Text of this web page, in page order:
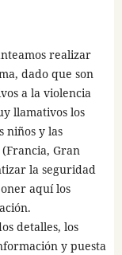
realizar
dado que son
a la violencia
llamativos los
niños y las
Gran
la seguridad
aquí los
detalles, los
y puesta